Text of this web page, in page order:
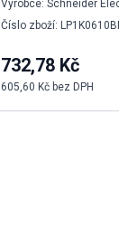
Výrobce: Schneider
Číslo zboží:
732,78 Kč
605,60 Kč bez DPH